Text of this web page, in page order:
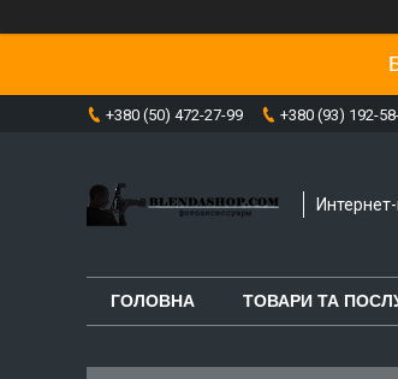
+380 (50) 472-27-99 +380 (93) 192-
ГОЛОВНА ТОВАРИ ТА